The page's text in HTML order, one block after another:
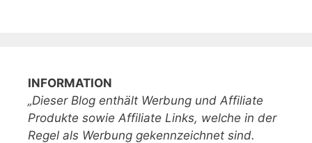
INFORMATION
„Dieser Blog enthält Werbung und Affiliate
Produkte sowie Affiliate Links, welche in der
Regel als Werbung gekennzeichnet sind.